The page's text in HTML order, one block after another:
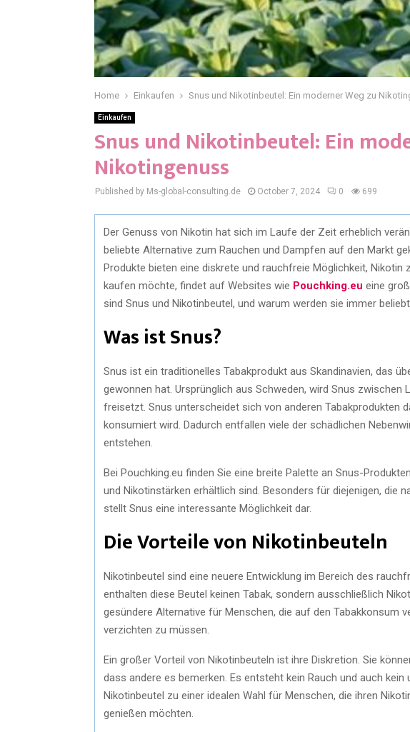
Home Einkaufen Snus und Nikotinbeutel: Ein moderner Weg zu
Einkaufen
Snus und Nikotinbeutel: Ein
Nikotingenuss
Published by Ms-global-consulting.de October 7, 2024 0 699
Der Genuss von Nikotin hat sich im Laufe der Zeit erheblich
beliebte Alternative zum Rauchen und Dampfen auf den Markt
Produkte bieten eine diskrete und rauchfreie Möglichkeit, Nikotin
kaufen möchte, findet auf Websites wie Pouchking.eu eine
sind Snus und Nikotinbeutel, und warum werden sie immer
Was ist Snus?
Snus ist ein traditionelles Tabakprodukt aus Skandinavien, das
gewonnen hat. Ursprünglich aus Schweden, wird Snus
freisetzt. Snus unterscheidet sich von anderen Tabakprodukten
konsumiert wird. Dadurch entfallen viele der schädlichen
entstehen.
Bei Pouchking.eu finden Sie eine breite Palette an Snus-
und Nikotinstärken erhältlich sind. Besonders für diejenigen, die
stellt Snus eine interessante Möglichkeit dar.
Die Vorteile von Nikotinbeuteln
Nikotinbeutel sind eine neuere Entwicklung im Bereich des
enthalten diese Beutel keinen Tabak, sondern ausschließlich
gesündere Alternative für Menschen, die auf den Tabakkonsum
verzichten zu müssen.
Ein großer Vorteil von Nikotinbeuteln ist ihre Diskretion. Sie
dass andere es bemerken. Es entsteht kein Rauch und auch kein
Nikotinbeutel zu einer idealen Wahl für Menschen, die ihren
genießen möchten.